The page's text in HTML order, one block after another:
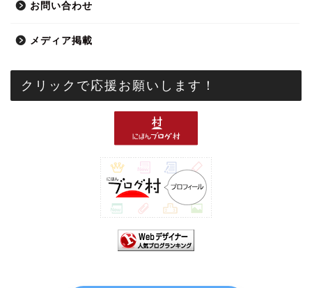
お問い合わせ
メディア掲載
クリックで応援お願いします！